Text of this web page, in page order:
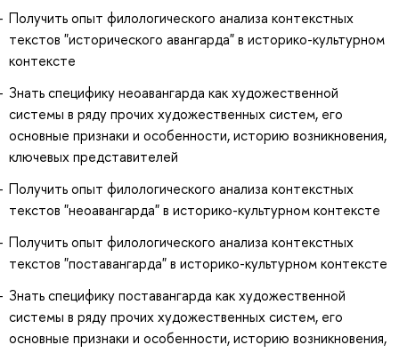
Получить опыт филологического анализа контекстных
текстов "исторического авангарда" в историко-культурном
контексте
Знать специфику неоавангарда как художественной
системы в ряду прочих художественных систем, его
основные признаки и особенности, историю возникновения,
ключевых представителей
Получить опыт филологического анализа контекстных
текстов "неоавангарда" в историко-культурном контексте
Получить опыт филологического анализа контекстных
текстов "поставангарда" в историко-культурном контексте
Знать специфику поставангарда как художественной
системы в ряду прочих художественных систем, его
основные признаки и особенности, историю возникновения,